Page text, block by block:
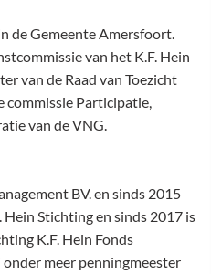
de Gemeente Amersfoort.
van het K.F. Hein
van de Raad van Toezicht
commissie Participatie,
van de VNG.
BV. en sinds 2015
Stichting en sinds 2017 is
K.F. Hein Fonds
meer penningmeester